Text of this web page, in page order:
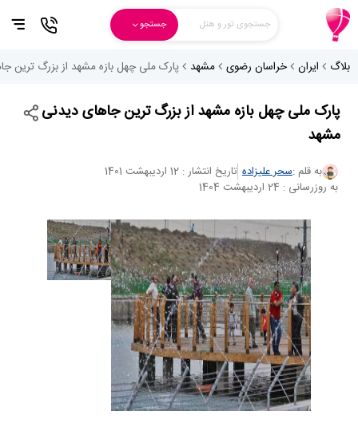
جستجوی تور و هتل جستجو
بلاگ ایران خراسان رضوی مشهد پارک ملی چهل بازه مشهد از بزرگ ترین
پارک ملی چهل بازه مشهد از بزرگ ترین جاهای دیدنی
مشهد
به قلم :سحر علیزاده تاریخ انتشار : 12 اردیبهشت 1401
به روزرسانی : 24 اردیبهشت 1404